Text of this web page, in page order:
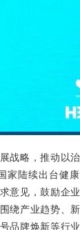
战略，推动以
家陆续出台健
意见，鼓励企业
绕产业趋势、
品牌焕新等行